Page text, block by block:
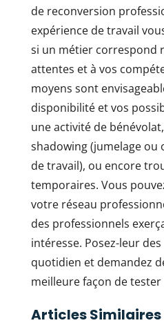
de reconversion
expérience de travail
si un métier correspond
attentes et à vos
moyens sont
disponibilité et vos
une activité de
shadowing (jumelage ou
de travail), ou encore
temporaires. Vous
votre réseau
des professionnels
intéresse. Posez-leur
quotidien et demandez
meilleure façon de
Articles Similaires